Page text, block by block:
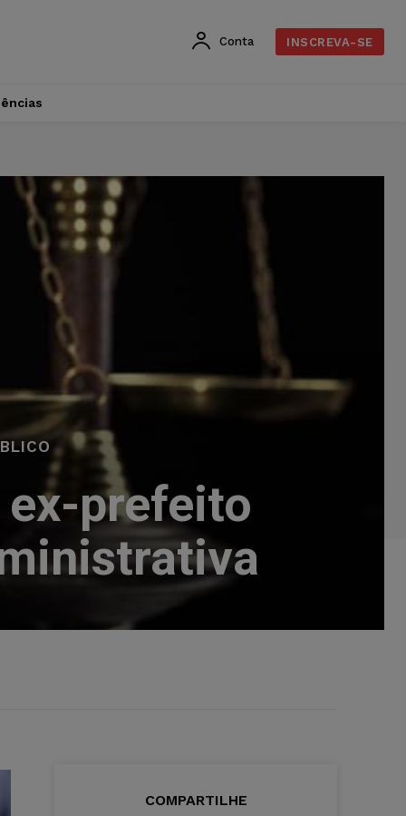
Conta INSCREVA-SE
ex-prefeito
COMPARTILHE